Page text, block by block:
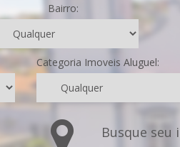
Bairro:
Categoria Imoveis Aluguel:
Busque seu